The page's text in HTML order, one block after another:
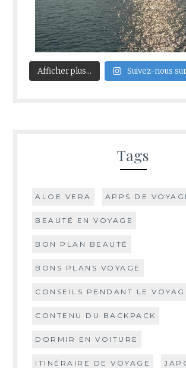
Afficher plus... Suivez-nous
Tags
ALOE VERA APPS DE
BEAUTÉ EN VOYAGE
BON PLAN BEAUTÉ
BONS PLANS VOYAGE
CONSEILS PENDANT LE
CONTENU DU BACKPACK
DORMIR EN VOITURE
ITINÉRAIRE DE VOYAGE